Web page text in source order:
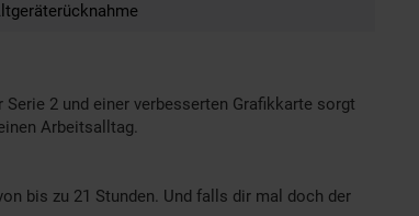
2 und einer verbesserten Grafikkarte sorgt
Arbeitsalltag.
bis zu 21 Stunden. Und falls dir mal doch der